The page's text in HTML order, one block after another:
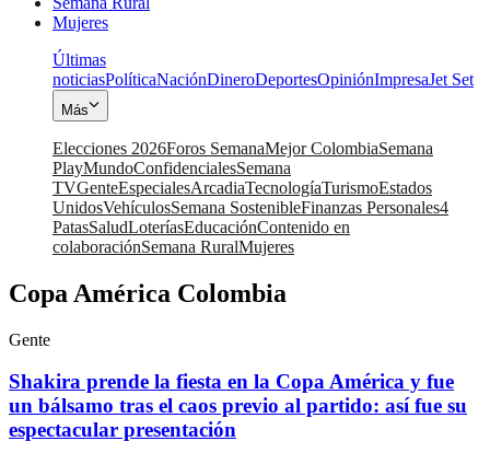
Mujeres
Últimas
noticiasPolíticaNaciónDineroDeportesOpiniónImpresaJet Set
Más
Elecciones 2026Foros SemanaMejor ColombiaSemana
PlayMundoConfidencialesSemana
TVGenteEspecialesArcadiaTecnologíaTurismoEstados
UnidosVehículosSemana SostenibleFinanzas Personales4
PatasSaludLoteríasEducaciónContenido en
colaboraciónSemana RuralMujeres
Copa América Colombia
Gente
Shakira prende la fiesta en la Copa América y fue
un bálsamo tras el caos previo al partido: así fue su
espectacular presentación